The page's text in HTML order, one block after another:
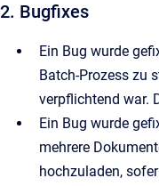
2. Bugfixes
Ein Bug wurde
Batch-Prozess zu
verpflichtend war.
Ein Bug wurde
mehrere
hochzuladen,